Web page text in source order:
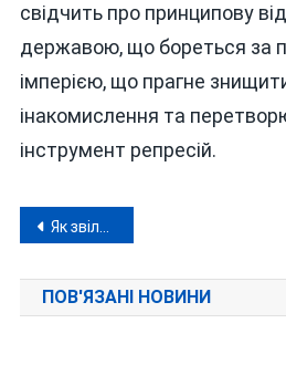
свідчить про принципову
державою, що бореться за
імперією, що прагне
інакомислення та
інструмент репресій.
Навігація
записів
Як звільнений із російського полону військовий став підозрюваним у катуваннях
ПОВ'ЯЗАНІ НОВИНИ